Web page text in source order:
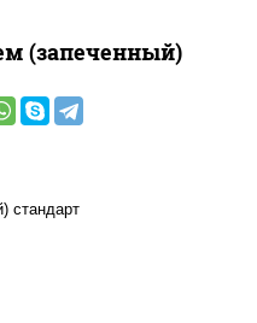
(запеченный)